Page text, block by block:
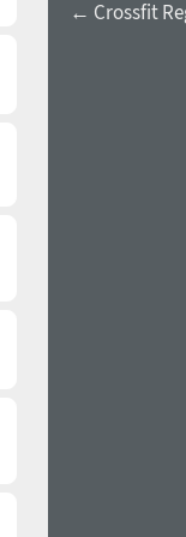
← Crossfit